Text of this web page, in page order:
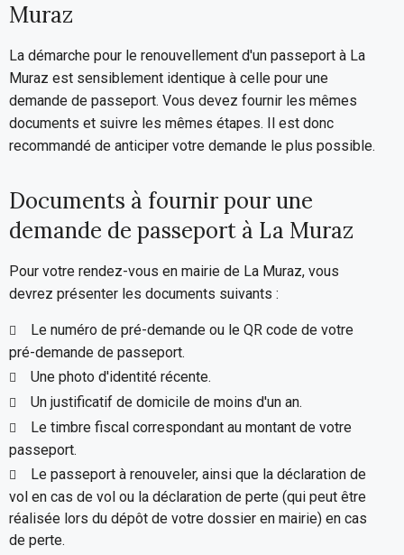
Muraz
La démarche pour le renouvellement d'un passeport à La
Muraz est sensiblement identique à celle pour une
demande de passeport. Vous devez fournir les mêmes
documents et suivre les mêmes étapes. Il est donc
recommandé de anticiper votre demande le plus possible.
Documents à fournir pour une
demande de passeport à La Muraz
Pour votre rendez-vous en mairie de La Muraz, vous
devrez présenter les documents suivants :
Le numéro de pré-demande ou le QR code de votre
pré-demande de passeport.
Une photo d'identité récente.
Un justificatif de domicile de moins d'un an.
Le timbre fiscal correspondant au montant de votre
passeport.
Le passeport à renouveler, ainsi que la déclaration de
vol en cas de vol ou la déclaration de perte (qui peut être
réalisée lors du dépôt de votre dossier en mairie) en cas
de perte.